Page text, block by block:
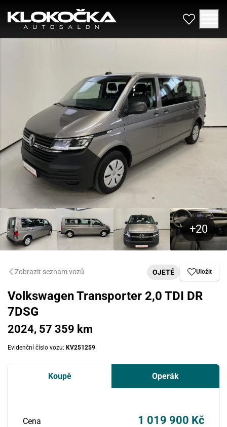
Zobrazit seznam vozů OJETÉ Uložit
Volkswagen Transporter 2,0 TDI DR
7DSG
2024, 57 359 km
Evidenční číslo vozu: KV251259
Koupě Operák
Cena 1 019 900 Kč